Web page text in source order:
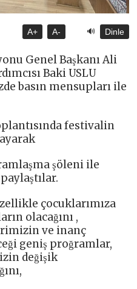
A+ A- 🔊 Dinle
Genel Başkanı Ali
Baki USLU
basın mensupları ile
festivalin
şöleni ile
çocuklarımıza
olacağını ,
ve inanç
geniş proğramlar,
değişik